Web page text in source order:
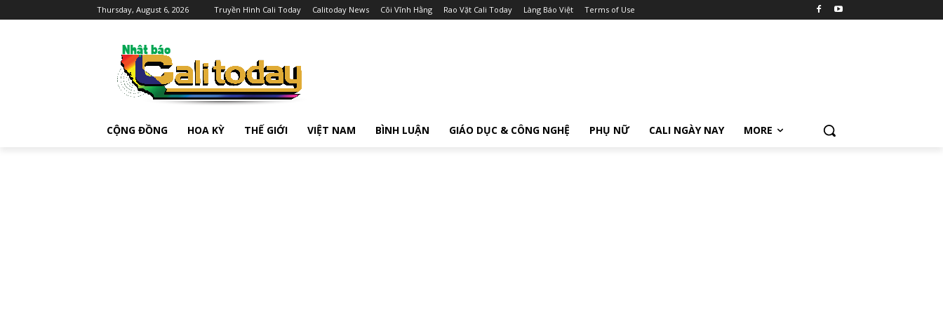
Thursday, August 6, 2026 Truyền Hình Cali Today Calitoday News Cõi Vĩnh Hằng Rao Vặt Cali Today Làng Báo Việt Terms of Use
CỘNG ĐỒNG HOA KỲ THẾ GIỚI VIỆT NAM BÌNH LUẬN GIÁO DỤC & CÔNG NGHỆ PHỤ NỮ CALI NGÀY NAY MORE